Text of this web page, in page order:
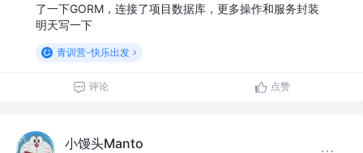
了一下GORM，连接了项目数据库，更多操作和服务封装
明天写一下
青训营-快乐出发
评论 点赞
小馒头Manto